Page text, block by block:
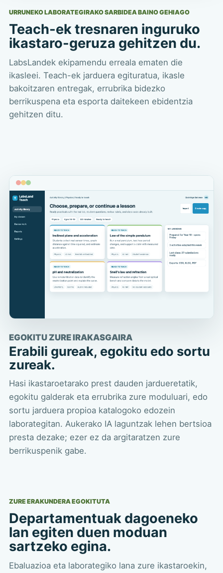
URRUNEKO LABORATEGIRAKO SARBIDEA BAINO GEHIAGO
Teach-ek tresnaren inguruko
ikastaro-geruza gehitzen du.
LabsLandek ekipamendu erreala ematen die
ikasleei. Teach-ek jarduera egituratua, ikasle
bakoitzaren entregak, errubrika bidezko
berrikuspena eta esporta daitekeen ebidentzia
gehitzen ditu.
EGOKITU ZURE IRAKASGAIRA
Erabili gureak, egokitu edo sortu
zureak.
Hasi ikastaroetarako prest dauden jardueretatik,
egokitu galderak eta errubrika zure moduluari, edo
sortu jarduera propioa katalogoko edozein
laborategitan. Aukerako IA laguntzak lehen bertsioa
presta dezake; ezer ez da argitaratzen zure
berrikuspenik gabe.
ZURE ERAKUNDERA EGOKITUTA
Departamentuak dagoeneko
lan egiten duen moduan
sartzeko egina.
Ebaluazioa eta laborategiko lana zure ikastaroekin,